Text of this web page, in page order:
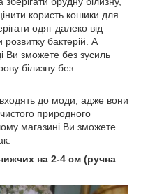
користь кошики для
одяг далеко від
бактерій. А
Ви зможете без зусиль
білизну без
до моди, адже вони
природного
магазині Ви зможете
на 2-4 см (ручна